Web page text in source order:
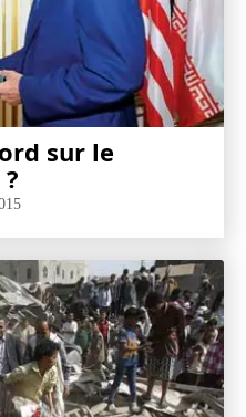
sur le